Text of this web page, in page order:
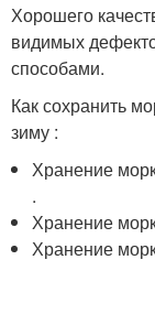
Хорошего
видимых
способами.
Как сохранить
зиму :
Хранение
.
Хранение
Хранение